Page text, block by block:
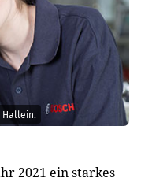
Hallein.
2021 ein starkes